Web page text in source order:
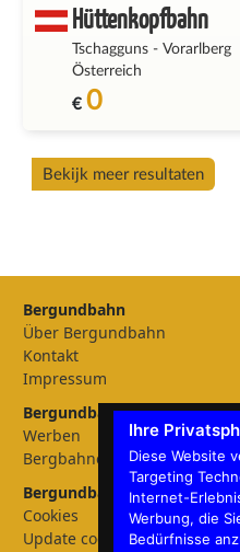
Ihre
Diese Website
Targeting
Internet-
Werbung, die
Bedürfnisse
Hüttenkopfbahn
Tschagguns- Vorarlberg
Österreich
€ 0
Bekijk meer resultaten
Bergundbahn
Über Bergundbahn
Kontakt
Impressum
Bergundbahn Magazin
Werben
Bergbahnen
Bergundbahn Einstellungen
Cookies
Update cookies preferences